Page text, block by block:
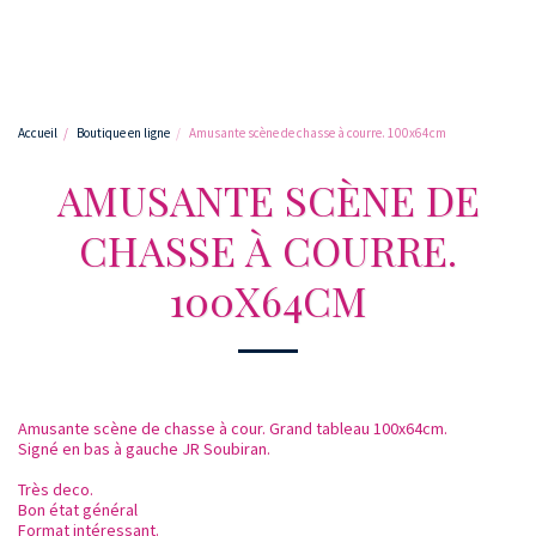
Accueil Boutique en ligne Amusante scène de chasse à courre. 100x64cm
AMUSANTE SCÈNE DE
CHASSE À COURRE.
100X64CM
Amusante scène de chasse à cour. Grand tableau 100x64cm.
Signé en bas à gauche JR Soubiran.
Très deco.
Bon état général
Format intéressant.